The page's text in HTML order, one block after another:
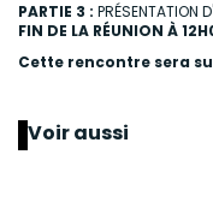
PARTIE 3 : PRÉSENTATION
FIN DE LA RÉUNION À
Cette rencontre sera
Voir aussi